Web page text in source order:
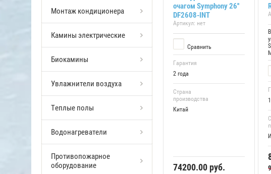
Монтаж кондиционера
Камины электрические
Биокамины
Увлажнители воздуха
Теплые полы
Водонагреватели
Противопожарное
оборудование
очагом Symphony 26''
DF2608-INT
Артикул: нет
Сравнить
Гарантия
2 года
Страна
производства
Китай
74200.00 руб.